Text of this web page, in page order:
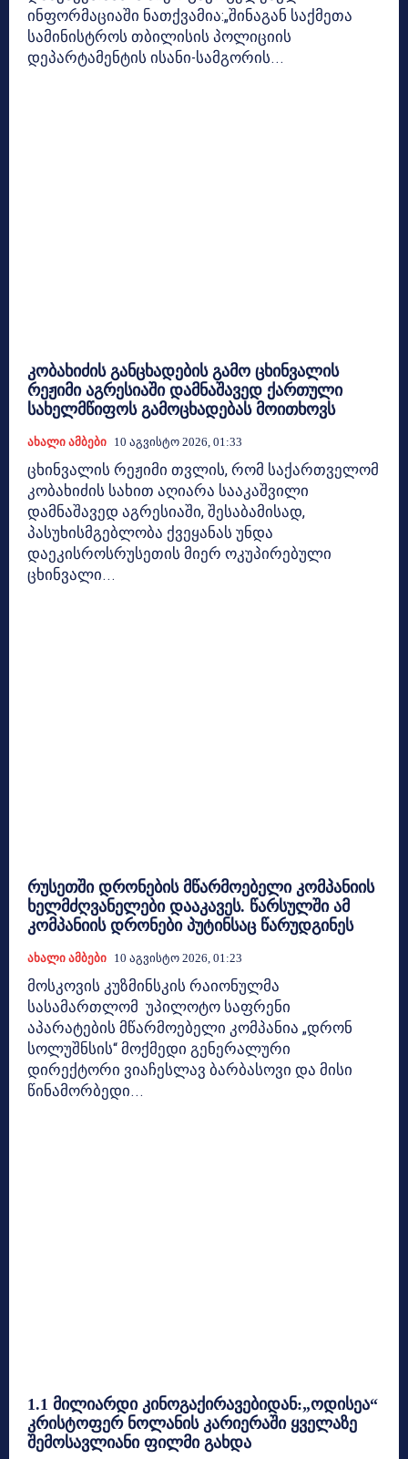
ინფორმაციაში ნათქვამია:„შინაგან საქმეთა
სამინისტროს თბილისის პოლიციის
დეპარტამენტის ისანი-სამგორის...
კობახიძის განცხადების გამო ცხინვალის
რეჟიმი აგრესიაში დამნაშავედ ქართული
სახელმწიფოს გამოცხადებას მოითხოვს
Ახალი Ამბები 10 Აგვისტო 2026, 01:33
ცხინვალის რეჟიმი თვლის, რომ საქართველომ
კობახიძის სახით აღიარა სააკაშვილი
დამნაშავედ აგრესიაში, შესაბამისად,
პასუხისმგებლობა ქვეყანას უნდა
დაეკისროსრუსეთის მიერ ოკუპირებული
ცხინვალი...
რუსეთში დრონების მწარმოებელი კომპანიის
ხელმძღვანელები დააკავეს. წარსულში ამ
კომპანიის დრონები პუტინსაც წარუდგინეს
Ახალი Ამბები 10 Აგვისტო 2026, 01:23
მოსკოვის კუზმინსკის რაიონულმა
სასამართლომ უპილოტო საფრენი
აპარატების მწარმოებელი კომპანია „დრონ
სოლუშნსის“ მოქმედი გენერალური
დირექტორი ვიაჩესლავ ბარბასოვი და მისი
წინამორბედი...
1.1 მილიარდი კინოგაქირავებიდან:„ოდისეა“
კრისტოფერ ნოლანის კარიერაში ყველაზე
შემოსავლიანი ფილმი გახდა